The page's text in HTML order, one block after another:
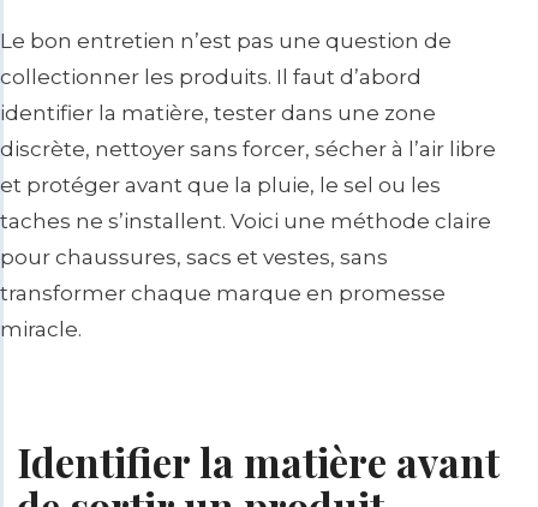
Le bon entretien n’est pas une question de
collectionner les produits. Il faut d’abord
identifier la matière, tester dans une zone
discrète, nettoyer sans forcer, sécher à l’air libre
et protéger avant que la pluie, le sel ou les
taches ne s’installent. Voici une méthode claire
pour chaussures, sacs et vestes, sans
transformer chaque marque en promesse
miracle.
Identifier la matière avant